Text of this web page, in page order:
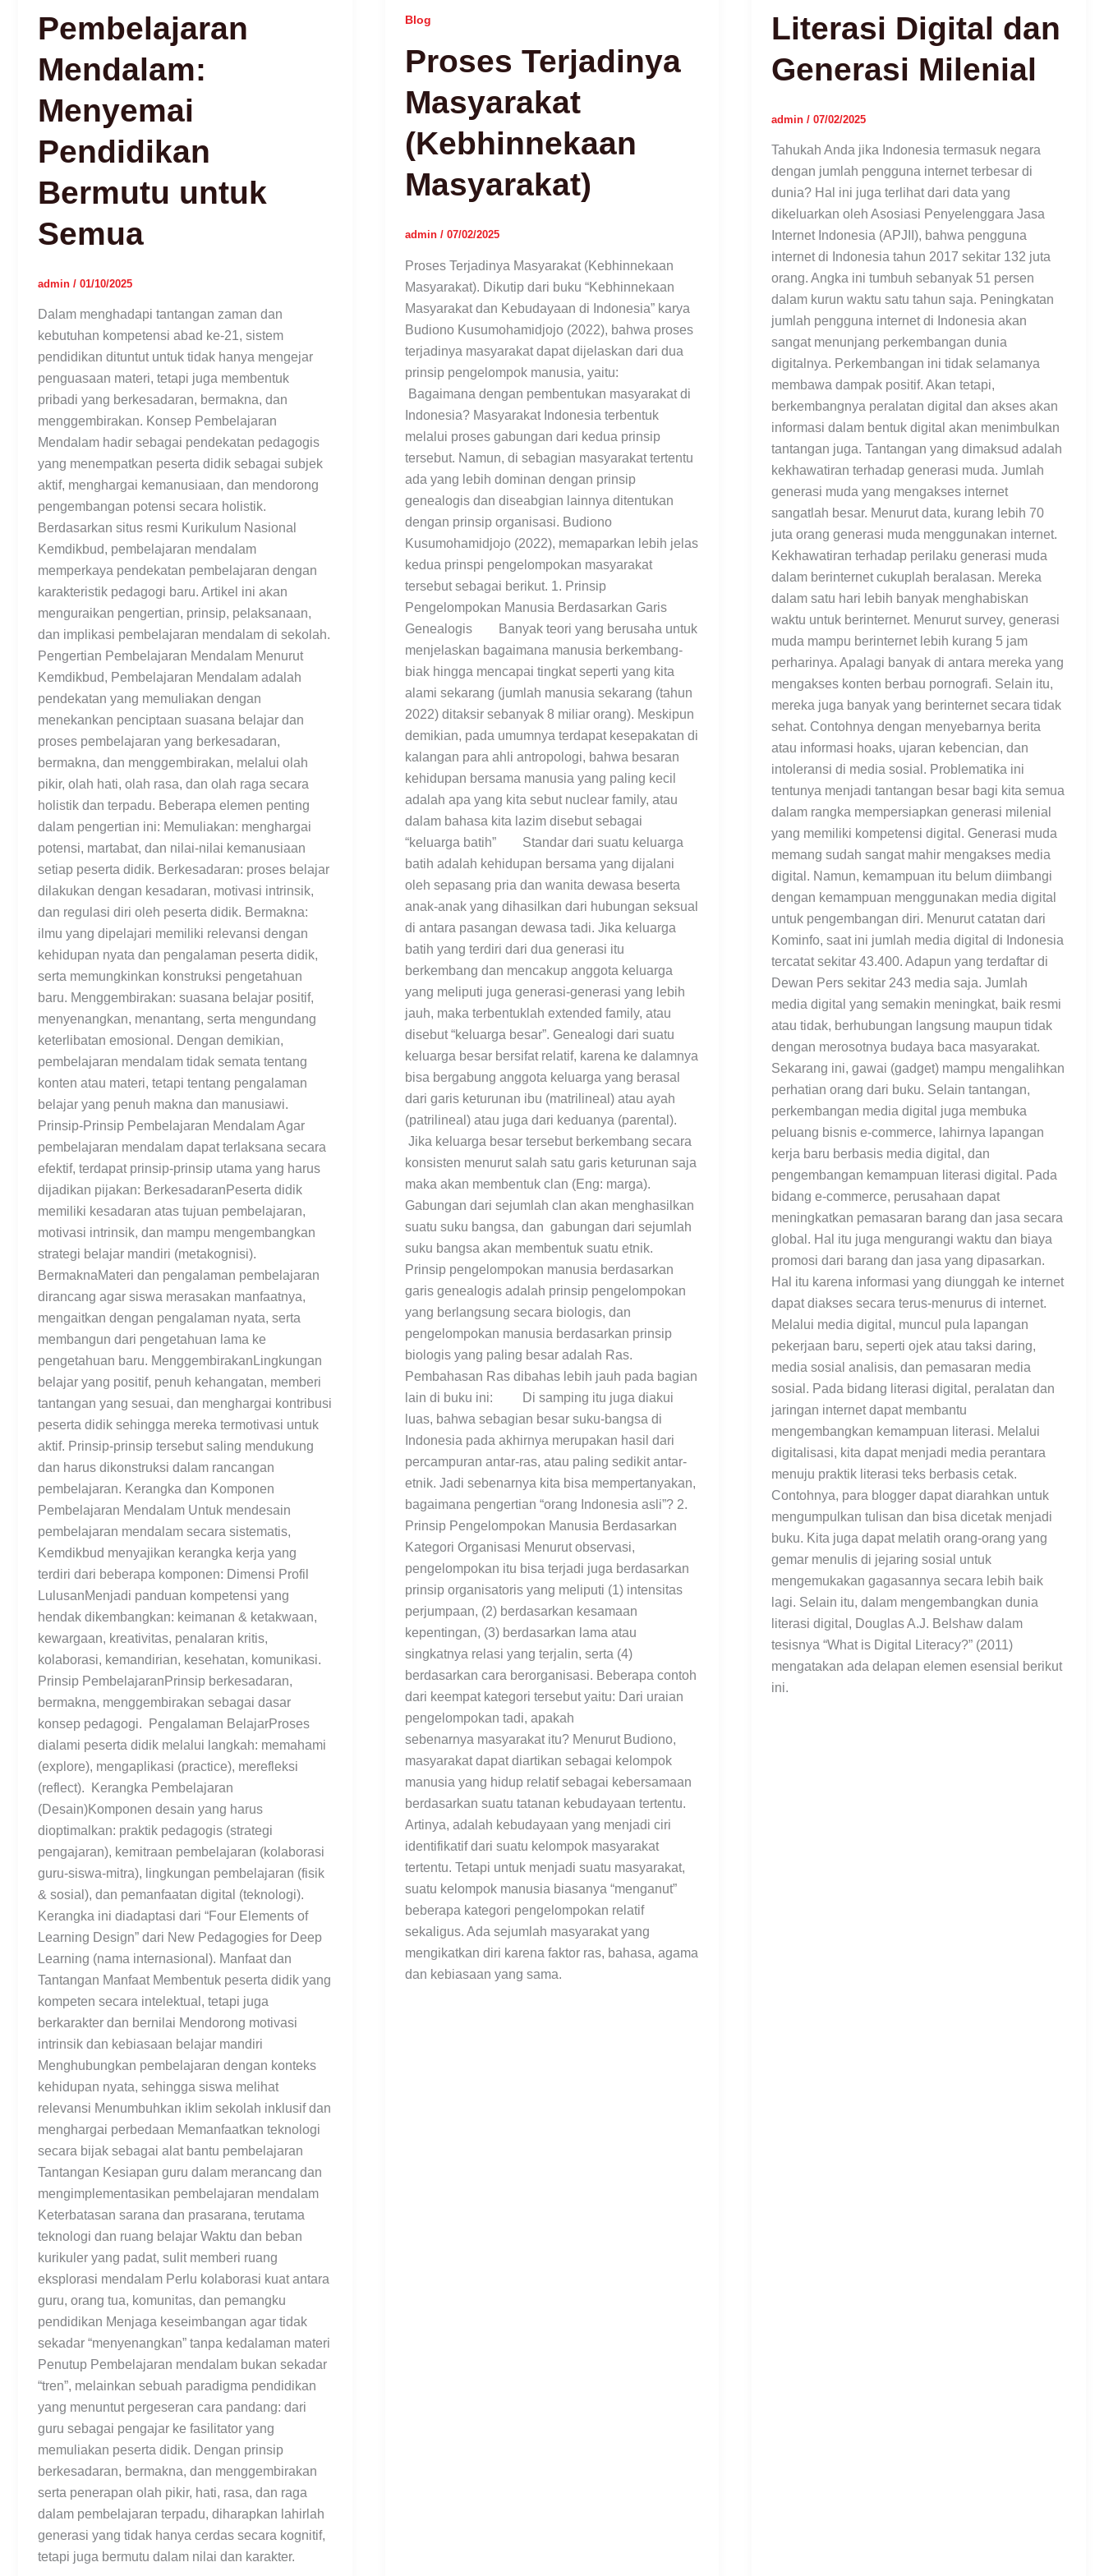
Pembelajaran
Mendalam:
Menyemai
Pendidikan
Bermutu untuk
Semua
admin / 01/10/2025
Dalam menghadapi tantangan zaman dan
kebutuhan kompetensi abad ke-21, sistem
pendidikan dituntut untuk tidak hanya mengejar
penguasaan materi, tetapi juga membentuk
pribadi yang berkesadaran, bermakna, dan
menggembirakan. Konsep Pembelajaran
Mendalam hadir sebagai pendekatan pedagogis
yang menempatkan peserta didik sebagai subjek
aktif, menghargai kemanusiaan, dan mendorong
pengembangan potensi secara holistik.
Berdasarkan situs resmi Kurikulum Nasional
Kemdikbud, pembelajaran mendalam
memperkaya pendekatan pembelajaran dengan
karakteristik pedagogi baru. Artikel ini akan
menguraikan pengertian, prinsip, pelaksanaan,
dan implikasi pembelajaran mendalam di sekolah.
Pengertian Pembelajaran Mendalam Menurut
Kemdikbud, Pembelajaran Mendalam adalah
pendekatan yang memuliakan dengan
menekankan penciptaan suasana belajar dan
proses pembelajaran yang berkesadaran,
bermakna, dan menggembirakan, melalui olah
pikir, olah hati, olah rasa, dan olah raga secara
holistik dan terpadu. Beberapa elemen penting
dalam pengertian ini: Memuliakan: menghargai
potensi, martabat, dan nilai-nilai kemanusiaan
setiap peserta didik. Berkesadaran: proses belajar
dilakukan dengan kesadaran, motivasi intrinsik,
dan regulasi diri oleh peserta didik. Bermakna:
ilmu yang dipelajari memiliki relevansi dengan
kehidupan nyata dan pengalaman peserta didik,
serta memungkinkan konstruksi pengetahuan
baru. Menggembirakan: suasana belajar positif,
menyenangkan, menantang, serta mengundang
keterlibatan emosional. Dengan demikian,
pembelajaran mendalam tidak semata tentang
konten atau materi, tetapi tentang pengalaman
belajar yang penuh makna dan manusiawi.
Prinsip-Prinsip Pembelajaran Mendalam Agar
pembelajaran mendalam dapat terlaksana secara
efektif, terdapat prinsip-prinsip utama yang harus
dijadikan pijakan: BerkesadaranPeserta didik
memiliki kesadaran atas tujuan pembelajaran,
motivasi intrinsik, dan mampu mengembangkan
strategi belajar mandiri (metakognisi).
BermaknaMateri dan pengalaman pembelajaran
dirancang agar siswa merasakan manfaatnya,
mengaitkan dengan pengalaman nyata, serta
membangun dari pengetahuan lama ke
pengetahuan baru. MenggembirakanLingkungan
belajar yang positif, penuh kehangatan, memberi
tantangan yang sesuai, dan menghargai kontribusi
peserta didik sehingga mereka termotivasi untuk
aktif. Prinsip-prinsip tersebut saling mendukung
dan harus dikonstruksi dalam rancangan
pembelajaran. Kerangka dan Komponen
Pembelajaran Mendalam Untuk mendesain
pembelajaran mendalam secara sistematis,
Kemdikbud menyajikan kerangka kerja yang
terdiri dari beberapa komponen: Dimensi Profil
LulusanMenjadi panduan kompetensi yang
hendak dikembangkan: keimanan & ketakwaan,
kewargaan, kreativitas, penalaran kritis,
kolaborasi, kemandirian, kesehatan, komunikasi.
Prinsip PembelajaranPrinsip berkesadaran,
bermakna, menggembirakan sebagai dasar
konsep pedagogi. Pengalaman BelajarProses
dialami peserta didik melalui langkah: memahami
(explore), mengaplikasi (practice), merefleksi
(reflect). Kerangka Pembelajaran
(Desain)Komponen desain yang harus
dioptimalkan: praktik pedagogis (strategi
pengajaran), kemitraan pembelajaran (kolaborasi
guru-siswa-mitra), lingkungan pembelajaran (fisik
& sosial), dan pemanfaatan digital (teknologi).
Kerangka ini diadaptasi dari “Four Elements of
Learning Design” dari New Pedagogies for Deep
Learning (nama internasional). Manfaat dan
Tantangan Manfaat Membentuk peserta didik yang
kompeten secara intelektual, tetapi juga
berkarakter dan bernilai Mendorong motivasi
intrinsik dan kebiasaan belajar mandiri
Menghubungkan pembelajaran dengan konteks
kehidupan nyata, sehingga siswa melihat
relevansi Menumbuhkan iklim sekolah inklusif dan
menghargai perbedaan Memanfaatkan teknologi
secara bijak sebagai alat bantu pembelajaran
Tantangan Kesiapan guru dalam merancang dan
mengimplementasikan pembelajaran mendalam
Keterbatasan sarana dan prasarana, terutama
teknologi dan ruang belajar Waktu dan beban
kurikuler yang padat, sulit memberi ruang
eksplorasi mendalam Perlu kolaborasi kuat antara
guru, orang tua, komunitas, dan pemangku
pendidikan Menjaga keseimbangan agar tidak
sekadar “menyenangkan” tanpa kedalaman materi
Penutup Pembelajaran mendalam bukan sekadar
“tren”, melainkan sebuah paradigma pendidikan
yang menuntut pergeseran cara pandang: dari
guru sebagai pengajar ke fasilitator yang
memuliakan peserta didik. Dengan prinsip
berkesadaran, bermakna, dan menggembirakan
serta penerapan olah pikir, hati, rasa, dan raga
dalam pembelajaran terpadu, diharapkan lahirlah
generasi yang tidak hanya cerdas secara kognitif,
tetapi juga bermutu dalam nilai dan karakter.
Blog
Proses Terjadinya
Masyarakat
(Kebhinnekaan
Masyarakat)
admin / 07/02/2025
Proses Terjadinya Masyarakat (Kebhinnekaan
Masyarakat). Dikutip dari buku “Kebhinnekaan
Masyarakat dan Kebudayaan di Indonesia” karya
Budiono Kusumohamidjojo (2022), bahwa proses
terjadinya masyarakat dapat dijelaskan dari dua
prinsip pengelompok manusia, yaitu:
Bagaimana dengan pembentukan masyarakat di
Indonesia? Masyarakat Indonesia terbentuk
melalui proses gabungan dari kedua prinsip
tersebut. Namun, di sebagian masyarakat tertentu
ada yang lebih dominan dengan prinsip
genealogis dan diseabgian lainnya ditentukan
dengan prinsip organisasi. Budiono
Kusumohamidjojo (2022), memaparkan lebih jelas
kedua prinspi pengelompokan masyarakat
tersebut sebagai berikut. 1. Prinsip
Pengelompokan Manusia Berdasarkan Garis
Genealogis Banyak teori yang berusaha untuk
menjelaskan bagaimana manusia berkembang-
biak hingga mencapai tingkat seperti yang kita
alami sekarang (jumlah manusia sekarang (tahun
2022) ditaksir sebanyak 8 miliar orang). Meskipun
demikian, pada umumnya terdapat kesepakatan di
kalangan para ahli antropologi, bahwa besaran
kehidupan bersama manusia yang paling kecil
adalah apa yang kita sebut nuclear family, atau
dalam bahasa kita lazim disebut sebagai
“keluarga batih” Standar dari suatu keluarga
batih adalah kehidupan bersama yang dijalani
oleh sepasang pria dan wanita dewasa beserta
anak-anak yang dihasilkan dari hubungan seksual
di antara pasangan dewasa tadi. Jika keluarga
batih yang terdiri dari dua generasi itu
berkembang dan mencakup anggota keluarga
yang meliputi juga generasi-generasi yang lebih
jauh, maka terbentuklah extended family, atau
disebut “keluarga besar”. Genealogi dari suatu
keluarga besar bersifat relatif, karena ke dalamnya
bisa bergabung anggota keluarga yang berasal
dari garis keturunan ibu (matrilineal) atau ayah
(patrilineal) atau juga dari keduanya (parental).
Jika keluarga besar tersebut berkembang secara
konsisten menurut salah satu garis keturunan saja
maka akan membentuk clan (Eng: marga).
Gabungan dari sejumlah clan akan menghasilkan
suatu suku bangsa, dan gabungan dari sejumlah
suku bangsa akan membentuk suatu etnik.
Prinsip pengelompokan manusia berdasarkan
garis genealogis adalah prinsip pengelompokan
yang berlangsung secara biologis, dan
pengelompokan manusia berdasarkan prinsip
biologis yang paling besar adalah Ras.
Pembahasan Ras dibahas lebih jauh pada bagian
lain di buku ini: Di samping itu juga diakui
luas, bahwa sebagian besar suku-bangsa di
Indonesia pada akhirnya merupakan hasil dari
percampuran antar-ras, atau paling sedikit antar-
etnik. Jadi sebenarnya kita bisa mempertanyakan,
bagaimana pengertian “orang Indonesia asli”? 2.
Prinsip Pengelompokan Manusia Berdasarkan
Kategori Organisasi Menurut observasi,
pengelompokan itu bisa terjadi juga berdasarkan
prinsip organisatoris yang meliputi (1) intensitas
perjumpaan, (2) berdasarkan kesamaan
kepentingan, (3) berdasarkan lama atau
singkatnya relasi yang terjalin, serta (4)
berdasarkan cara berorganisasi. Beberapa contoh
dari keempat kategori tersebut yaitu: Dari uraian
pengelompokan tadi, apakah
sebenarnya masyarakat itu? Menurut Budiono,
masyarakat dapat diartikan sebagai kelompok
manusia yang hidup relatif sebagai kebersamaan
berdasarkan suatu tatanan kebudayaan tertentu.
Artinya, adalah kebudayaan yang menjadi ciri
identifikatif dari suatu kelompok masyarakat
tertentu. Tetapi untuk menjadi suatu masyarakat,
suatu kelompok manusia biasanya “menganut”
beberapa kategori pengelompokan relatif
sekaligus. Ada sejumlah masyarakat yang
mengikatkan diri karena faktor ras, bahasa, agama
dan kebiasaan yang sama.
Literasi Digital dan
Generasi Milenial
admin/07/02/2025
Tahukah Anda jika Indonesia termasuk negara
dengan jumlah pengguna internet terbesar di
dunia? Hal ini juga terlihat dari data yang
dikeluarkan oleh Asosiasi Penyelenggara Jasa
Internet Indonesia (APJII), bahwa pengguna
internet di Indonesia tahun 2017 sekitar 132 juta
orang. Angka ini tumbuh sebanyak 51 persen
dalam kurun waktu satu tahun saja. Peningkatan
jumlah pengguna internet di Indonesia akan
sangat menunjang perkembangan dunia
digitalnya. Perkembangan ini tidak selamanya
membawa dampak positif. Akan tetapi,
berkembangnya peralatan digital dan akses akan
informasi dalam bentuk digital akan menimbulkan
tantangan juga. Tantangan yang dimaksud adalah
kekhawatiran terhadap generasi muda. Jumlah
generasi muda yang mengakses internet
sangatlah besar. Menurut data, kurang lebih 70
juta orang generasi muda menggunakan internet.
Kekhawatiran terhadap perilaku generasi muda
dalam berinternet cukuplah beralasan. Mereka
dalam satu hari lebih banyak menghabiskan
waktu untuk berinternet. Menurut survey, generasi
muda mampu berinternet lebih kurang 5 jam
perharinya. Apalagi banyak di antara mereka yang
mengakses konten berbau pornografi. Selain itu,
mereka juga banyak yang berinternet secara tidak
sehat. Contohnya dengan menyebarnya berita
atau informasi hoaks, ujaran kebencian, dan
intoleransi di media sosial. Problematika ini
tentunya menjadi tantangan besar bagi kita semua
dalam rangka mempersiapkan generasi milenial
yang memiliki kompetensi digital. Generasi muda
memang sudah sangat mahir mengakses media
digital. Namun, kemampuan itu belum diimbangi
dengan kemampuan menggunakan media digital
untuk pengembangan diri. Menurut catatan dari
Kominfo, saat ini jumlah media digital di Indonesia
tercatat sekitar 43.400. Adapun yang terdaftar di
Dewan Pers sekitar 243 media saja. Jumlah
media digital yang semakin meningkat, baik resmi
atau tidak, berhubungan langsung maupun tidak
dengan merosotnya budaya baca masyarakat.
Sekarang ini, gawai (gadget) mampu mengalihkan
perhatian orang dari buku. Selain tantangan,
perkembangan media digital juga membuka
peluang bisnis e-commerce, lahirnya lapangan
kerja baru berbasis media digital, dan
pengembangan kemampuan literasi digital. Pada
bidang e-commerce, perusahaan dapat
meningkatkan pemasaran barang dan jasa secara
global. Hal itu juga mengurangi waktu dan biaya
promosi dari barang dan jasa yang dipasarkan.
Hal itu karena informasi yang diunggah ke internet
dapat diakses secara terus-menurus di internet.
Melalui media digital, muncul pula lapangan
pekerjaan baru, seperti ojek atau taksi daring,
media sosial analisis, dan pemasaran media
sosial. Pada bidang literasi digital, peralatan dan
jaringan internet dapat membantu
mengembangkan kemampuan literasi. Melalui
digitalisasi, kita dapat menjadi media perantara
menuju praktik literasi teks berbasis cetak.
Contohnya, para blogger dapat diarahkan untuk
mengumpulkan tulisan dan bisa dicetak menjadi
buku. Kita juga dapat melatih orang-orang yang
gemar menulis di jejaring sosial untuk
mengemukakan gagasannya secara lebih baik
lagi. Selain itu, dalam mengembangkan dunia
literasi digital, Douglas A.J. Belshaw dalam
tesisnya “What is Digital Literacy?” (2011)
mengatakan ada delapan elemen esensial berikut
ini.